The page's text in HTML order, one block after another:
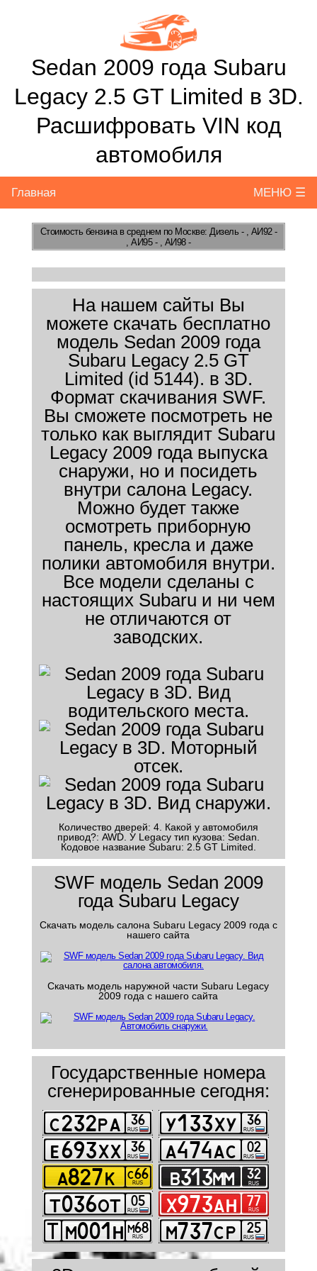
Sedan 2009 года Subaru
Legacy 2.5 GT Limited в 3D.
Расшифровать VIN код
автомобиля
Главная МЕНЮ ☰
Стоимость бензинав среднем по Москве: Дизель - , АИ92 -
, АИ95 - , АИ98 -
На нашем сайты Вы
можете скачать бесплатно
модель Sedan 2009 года
Subaru Legacy 2.5 GT
Limited (id 5144). в 3D.
Формат скачивания SWF.
Вы сможете посмотреть не
только как выглядит Subaru
Legacy 2009 года выпуска
снаружи, но и посидеть
внутри салона Legacy.
Можно будет также
осмотреть приборную
панель, кресла и даже
полики автомобиля внутри.
Все модели сделаны с
настоящих Subaru и ни чем
не отличаются от
заводских.
Количество дверей: 4. Какой у автомобиля
привод?: AWD. У Legacy тип кузова: Sedan.
Кодовое название Subaru: 2.5 GT Limited.
SWF модель Sedan 2009
года Subaru Legacy
Скачать модель салона Subaru Legacy 2009 года с
нашего сайта
Скачать модель наружной части Subaru Legacy
2009 года с нашего сайта
Государственные номера
сгенерированные сегодня: